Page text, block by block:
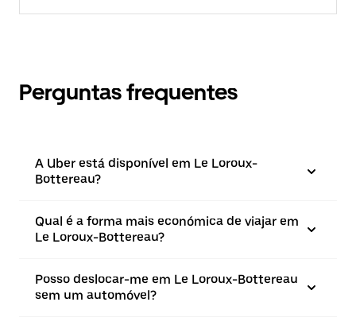
Perguntas frequentes
A Uber está disponível em Le Loroux-
Bottereau?
Qual é a forma mais económica de viajar em
Le Loroux-Bottereau?
Posso deslocar-me em Le Loroux-Bottereau
sem um automóvel?